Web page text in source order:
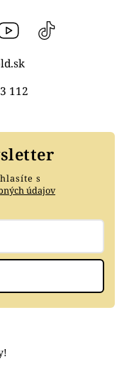
YouTube
112
s
údajov